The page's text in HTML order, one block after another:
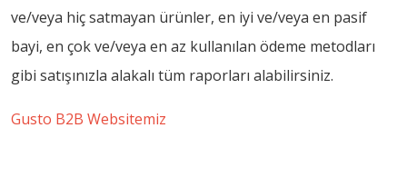
ve/veya hiç satmayan ürünler, en iyi ve/veya en pasif
bayi, en çok ve/veya en az kullanılan ödeme metodları
gibi satışınızla alakalı tüm raporları alabilirsiniz.
Gusto B2B Websitemiz